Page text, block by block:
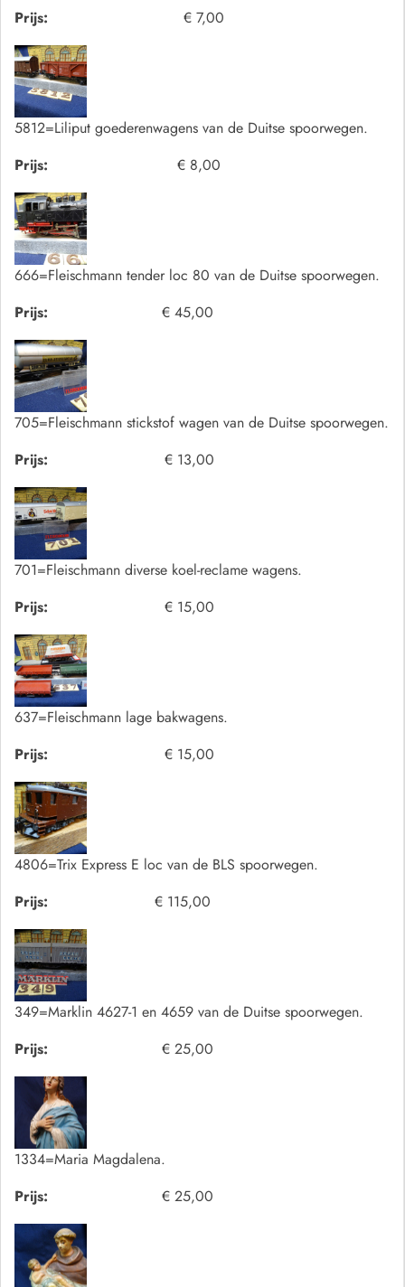
Prijs: € 7,00
5812=Liliput goederenwagens van de Duitse spoorwegen.
Prijs:
€ 8,00
666=Fleischmann tender loc 80 van de Duitse spoorwegen.
Prijs:
€ 45,00
705=Fleischmann stickstof wagen van de Duitse spoorwegen.
Prijs:
€ 13,00
701=Fleischmann diverse koel-reclame wagens.
Prijs:
€ 15,00
637=Fleischmann lage bakwagens.
Prijs:
€ 15,00
4806=Trix Express E loc van de BLS spoorwegen.
Prijs:
€ 115,00
349=Marklin 4627-1 en 4659 van de Duitse spoorwegen.
Prijs:
€ 25,00
1334=Maria Magdalena.
Prijs:
€ 25,00